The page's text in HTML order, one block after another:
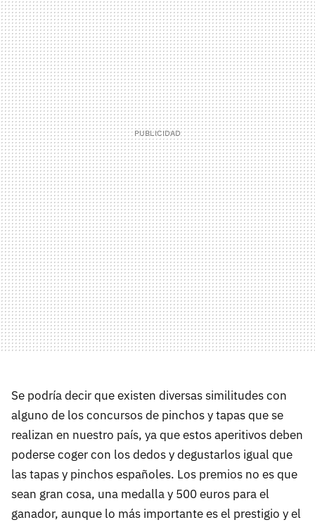
Se podría decir que existen diversas similitudes con
alguno de los concursos de pinchos y tapas que se
realizan en nuestro país, ya que estos aperitivos deben
poderse coger con los dedos y degustarlos igual que
las tapas y pinchos españoles. Los premios no es que
sean gran cosa, una medalla y 500 euros para el
ganador, aunque lo más importante es el prestigio y el